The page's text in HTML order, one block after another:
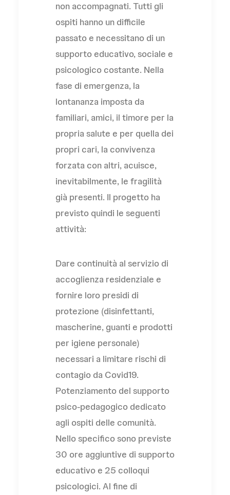
non accompagnati. Tutti gli
ospiti hanno un difficile
passato e necessitano di un
supporto educativo, sociale e
psicologico costante. Nella
fase di emergenza, la
lontananza imposta da
familiari, amici, il timore per la
propria salute e per quella dei
propri cari, la convivenza
forzata con altri, acuisce,
inevitabilmente, le fragilità
già presenti. Il progetto ha
previsto quindi le seguenti
attività:
Dare continuità al servizio di
accoglienza residenziale e
fornire loro presidi di
protezione (disinfettanti,
mascherine, guanti e prodotti
per igiene personale)
necessari a limitare rischi di
contagio da Covid19.
Potenziamento del supporto
psico-pedagogico dedicato
agli ospiti delle comunità.
Nello specifico sono previste
30 ore aggiuntive di supporto
educativo e 25 colloqui
psicologici. Al fine di